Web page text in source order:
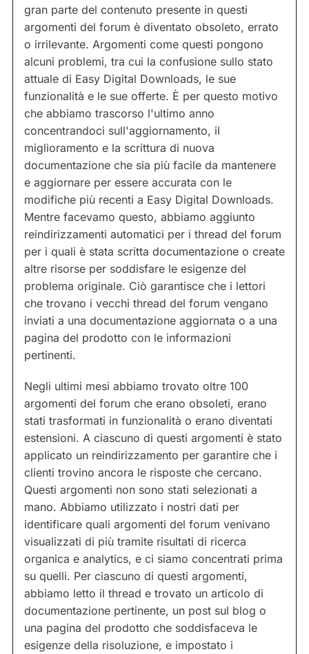
gran parte del contenuto presente in questi
argomenti del forum è diventato obsoleto, errato
o irrilevante. Argomenti come questi pongono
alcuni problemi, tra cui la confusione sullo stato
attuale di Easy Digital Downloads, le sue
funzionalità e le sue offerte. È per questo motivo
che abbiamo trascorso l'ultimo anno
concentrandoci sull'aggiornamento, il
miglioramento e la scrittura di nuova
documentazione che sia più facile da mantenere
e aggiornare per essere accurata con le
modifiche più recenti a Easy Digital Downloads.
Mentre facevamo questo, abbiamo aggiunto
reindirizzamenti automatici per i thread del forum
per i quali è stata scritta documentazione o create
altre risorse per soddisfare le esigenze del
problema originale. Ciò garantisce che i lettori
che trovano i vecchi thread del forum vengano
inviati a una documentazione aggiornata o a una
pagina del prodotto con le informazioni
pertinenti.
Negli ultimi mesi abbiamo trovato oltre 100
argomenti del forum che erano obsoleti, erano
stati trasformati in funzionalità o erano diventati
estensioni. A ciascuno di questi argomenti è stato
applicato un reindirizzamento per garantire che i
clienti trovino ancora le risposte che cercano.
Questi argomenti non sono stati selezionati a
mano. Abbiamo utilizzato i nostri dati per
identificare quali argomenti del forum venivano
visualizzati di più tramite risultati di ricerca
organica e analytics, e ci siamo concentrati prima
su quelli. Per ciascuno di questi argomenti,
abbiamo letto il thread e trovato un articolo di
documentazione pertinente, un post sul blog o
una pagina del prodotto che soddisfaceva le
esigenze della risoluzione, e impostato i